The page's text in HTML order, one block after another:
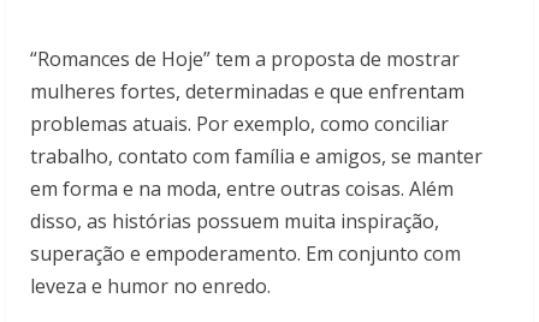
“Romances de Hoje” tem a proposta de mostrar
mulheres fortes, determinadas e que enfrentam
problemas atuais. Por exemplo, como conciliar
trabalho, contato com família e amigos, se manter
em forma e na moda, entre outras coisas. Além
disso, as histórias possuem muita inspiração,
superação e empoderamento. Em conjunto com
leveza e humor no enredo.